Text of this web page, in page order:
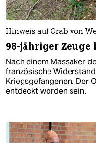
Hinweis auf Grab von
98-jähriger Zeuge
Nach einem Massaker
französische
Kriegsgefangenen. Der
entdeckt worden sein.